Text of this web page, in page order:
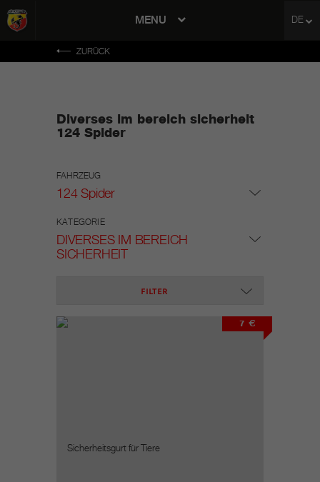
MENU DE
ZURÜCK
Diverses im bereich sicherheit
124 Spider
FAHRZEUG
124 Spider
KATEGORIE
DIVERSES IM BEREICH
SICHERHEIT
FILTER
7 €
Sicherheitsgurt für Tiere